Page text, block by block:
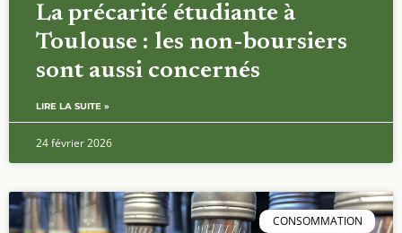
La précarité étudiante à
Toulouse : les non-boursiers
sont aussi concernés
LIRE LA SUITE »
24 février 2026
CONSOMMATION